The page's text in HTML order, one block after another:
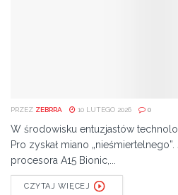
PRZEZ ZEBRRA 10 LUTEGO 2026 0
W środowisku entuzjastów
Pro zyskał miano
procesora A15 Bionic,...
CZYTAJ WIĘCEJ